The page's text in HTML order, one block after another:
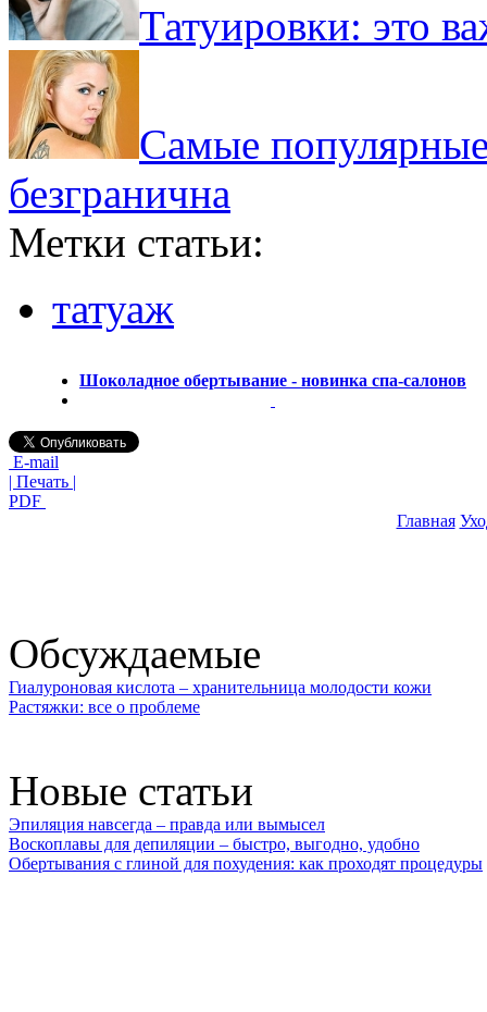
Татуировки: это
Самые
безгранична
Метки статьи:
татуаж
Шоколадное обертывание - новинка спа-салонов
E-mail
| Печать |
PDF
Главная
Обсуждаемые
Гиалуроновая кислота – хранительница молодости кожи
Растяжки: все о проблеме
Новые статьи
Эпиляция навсегда – правда или вымысел
Воскоплавы для депиляции – быстро, выгодно, удобно
Обертывания с глиной для похудения: как проходят процедуры